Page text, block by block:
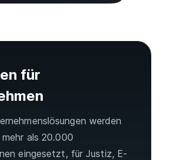
für
werden
als 20.000
eingesetzt, für Justiz, E-